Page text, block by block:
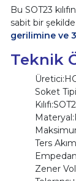
Bu SOT23
sabit bir
gerilimine ve
Teknik
Soket
Ters
Zener